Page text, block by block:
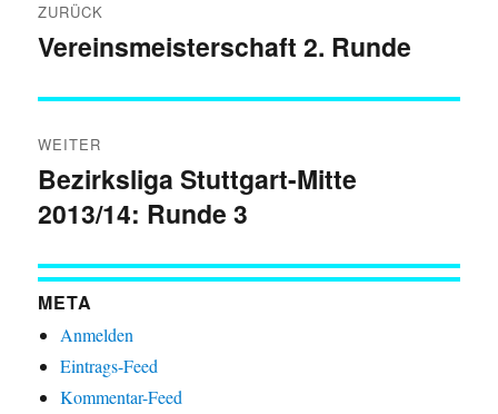
ZURÜCK
Vorheriger
Vereinsmeisterschaft 2. Runde
WEITER
Nächster
Beitrag:
Bezirksliga Stuttgart-Mitte
2013/14: Runde 3
META
Anmelden
Eintrags-Feed
Kommentar-Feed